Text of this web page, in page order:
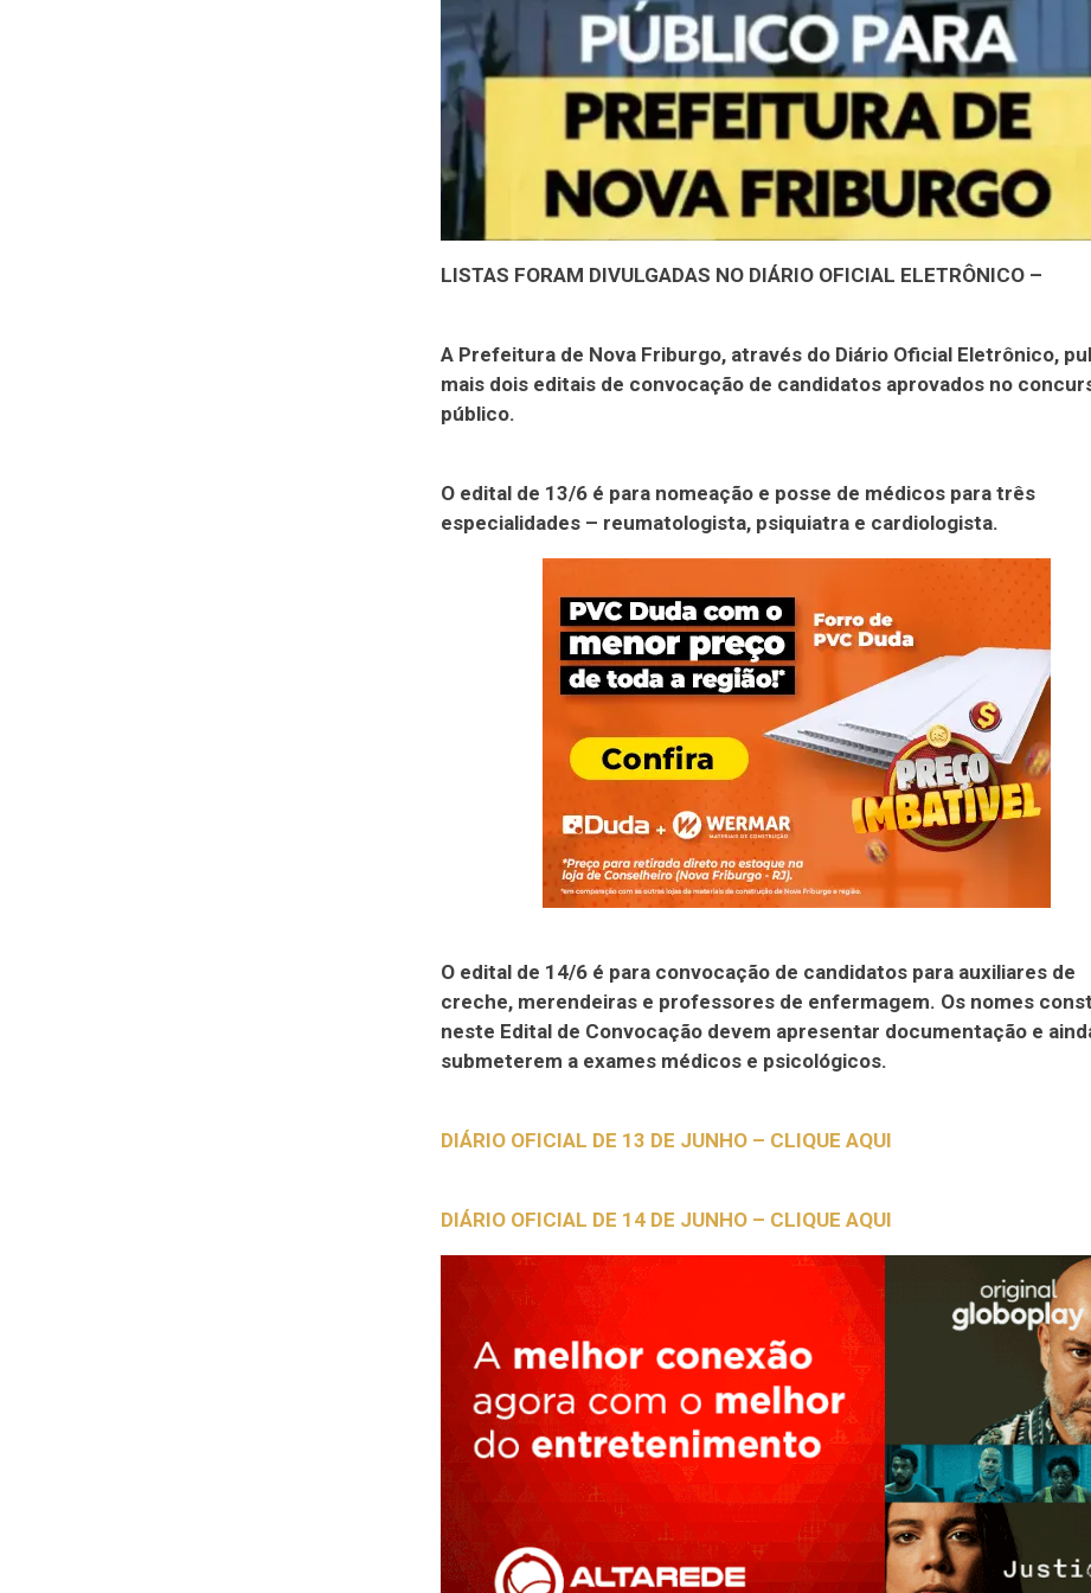
LISTAS FORAM DIVULGADAS NO DIÁRIO OFICIAL ELETRÔNICO –
A Prefeitura de Nova Friburgo, através do Diário Oficial Eletrônico,
mais dois editais de convocação de candidatos aprovados no
público.
O edital de 13/6 é para nomeação e posse de médicos para três
especialidades – reumatologista, psiquiatra e cardiologista.
O edital de 14/6 é para convocação de candidatos para auxiliares de
creche, merendeiras e professores de enfermagem. Os nomes
neste Edital de Convocação devem apresentar documentação e
submeterem a exames médicos e psicológicos.
DIÁRIO OFICIAL DE 13 DE JUNHO – CLIQUE AQUI
DIÁRIO OFICIAL DE 14 DE JUNHO – CLIQUE AQUI